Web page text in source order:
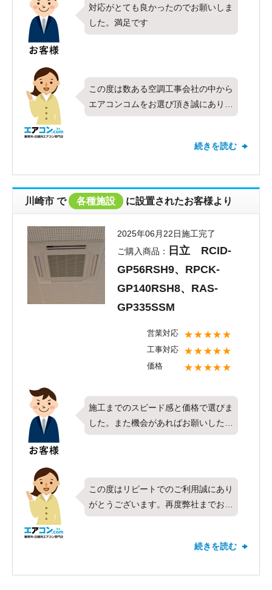
対応がとても良かったのでお願いしま
した。満足です
この度は数ある空調工事会社の中から
エアコンコムをお選び頂き誠にありが
とうございます。今回は東芝製業務用
をお取り付けさせて頂きました。すべ
思います。初めて弊社をご利用頂くお
客様にも安心してお任せ頂けるよう迅
速かつ丁寧な対応を心がけておりま
す。対応や価格についてお褒めのお言
葉を頂戴し、とても光栄でございま
す。これからも全てのお客様にご満足
頂けるよう社員一同頑張って参りたい
と思います。また何か空調設備のこと
にご相談くださいませ。またのご利用
をお待ちしております。
続きを読む
川崎市 で 各種施設 に設置されたお客様より
2025年06月22日施工完了
ご購入商品：
日立 RCID-
GP56RSH9、RPCK-
GP140RSH8、RAS-
GP335SSM
営業対応 ★★★★★
工事対応 ★★★★★
価格 ★★★★★
施工までのスピード感と価格で選びま
した。また機会があればお願いしたい
です。
この度はリピートでのご利用誠にあり
がとうございます。再度弊社までお声
がけ頂けたこととても光栄に思いま
井カセット形2方向・シングル・2.3馬
続きを読む